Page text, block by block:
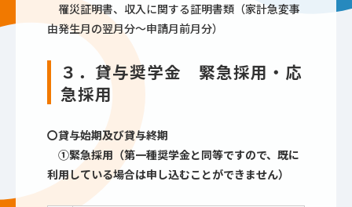
罹災証明書、収入に関する証明書類（家計急変事
由発生月の翌月分～申請月前月分）
３．貸与奨学金 緊急採用・応
急採用
〇貸与始期及び貸与終期
①緊急採用（第一種奨学金と同等ですので、既に
利用している場合は申し込むことができません）